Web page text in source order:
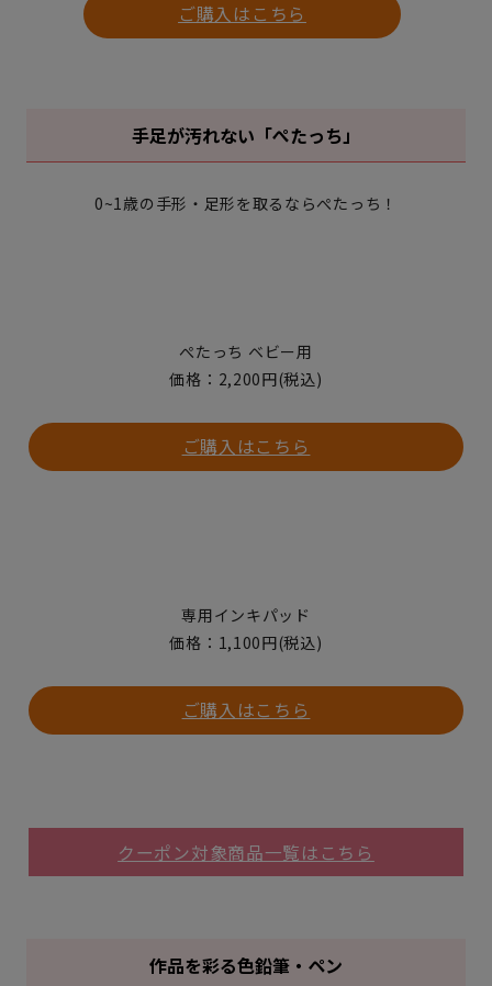
ご購入はこちら
手足が汚れない「ぺたっち」
0~1歳の手形・足形を取るならぺたっち！
ぺたっち ベビー用
価格：2,200円(税込)
ご購入はこちら
専用インキパッド
価格：1,100円(税込)
ご購入はこちら
クーポン対象商品一覧はこちら
作品を彩る色鉛筆・ペン